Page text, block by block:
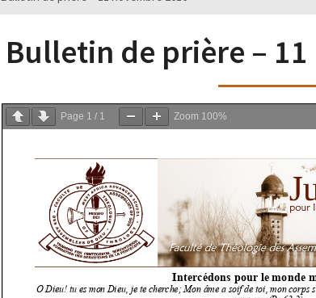
Bulletin de prière –
Page 1 / 1 Zoom 100%